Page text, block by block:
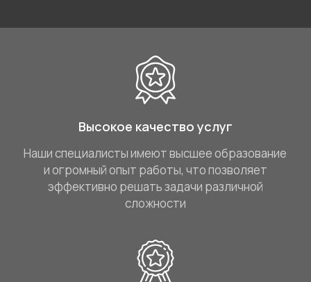
Высокое качество услуг
Наши специалисты имеют высшее образование
и огромный опыт работы, что позволяет
эффективно решать задачи различной
сложности